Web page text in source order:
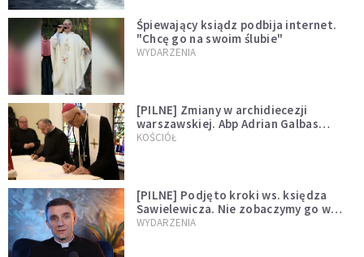
Śpiewający ksiądz podbija internet.
"Chcę go na swoim ślubie"
WYDARZENIA
[PILNE] Zmiany w archidiecezji
warszawskiej. Abp Adrian Galbas
wręczył dekrety nowym proboszczom
KOŚCIÓŁ
[PILNE] Podjęto kroki ws. księdza
Sawielewicza. Nie zobaczymy go w
mediach
WYDARZENIA